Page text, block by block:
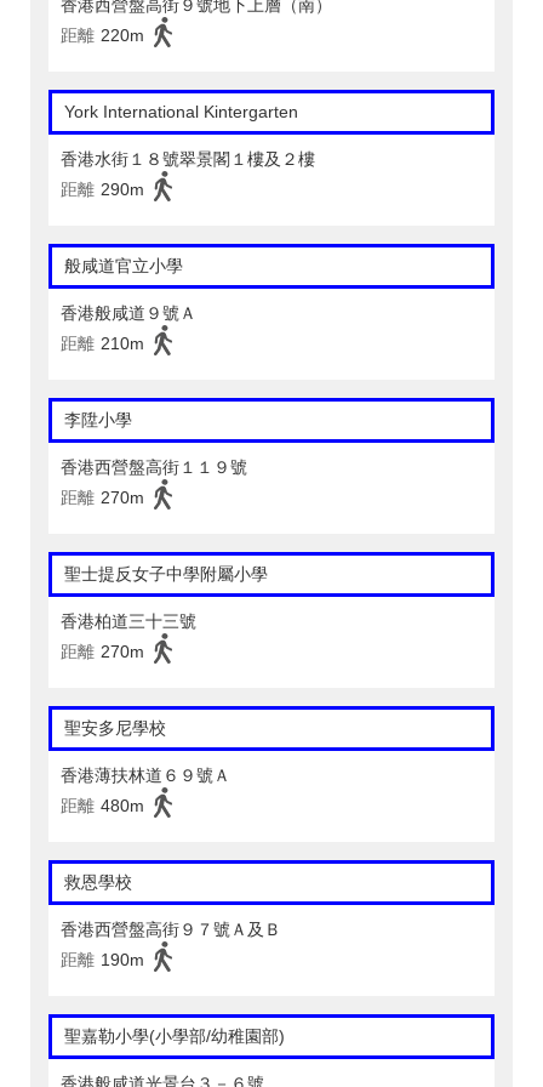
香港西營盤高街９號地下上層（南）
距離 220m
York International Kintergarten
香港水街１８號翠景閣１樓及２樓
距離 290m
般咸道官立小學
香港般咸道９號Ａ
距離 210m
李陞小學
香港西營盤高街１１９號
距離 270m
聖士提反女子中學附屬小學
香港柏道三十三號
距離 270m
聖安多尼學校
香港薄扶林道６９號Ａ
距離 480m
救恩學校
香港西營盤高街９７號Ａ及Ｂ
距離 190m
聖嘉勒小學(小學部/幼稚園部)